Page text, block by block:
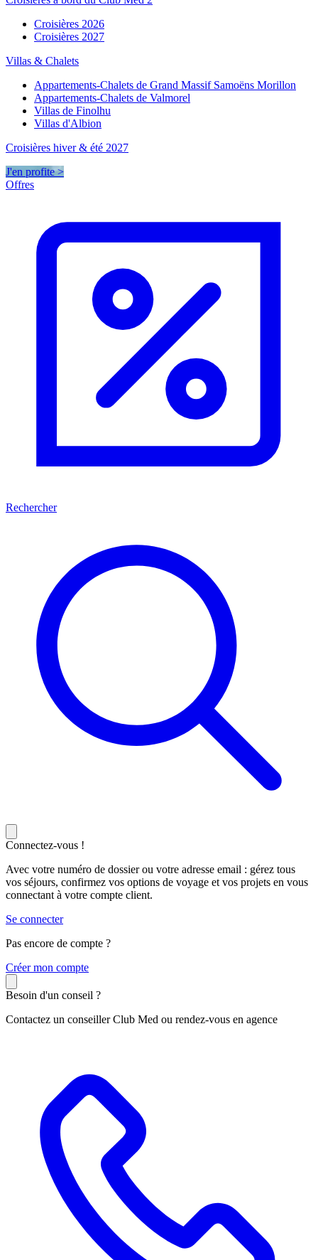
Croisières 2026
Croisières 2027
Villas & Chalets
Appartements-Chalets de Grand Massif Samoëns Morillon
Appartements-Chalets de Valmorel
Villas de Finolhu
Villas d'Albion
Croisières hiver & été 2027
J'en profite >
Offres
Rechercher
Connectez-vous !
Avec votre numéro de dossier ou votre adresse email : gérez tous
vos séjours, confirmez vos options de voyage et vos projets en vous
connectant à votre compte client.
Se connecter
Pas encore de compte ?
Créer mon compte
Besoin d'un conseil ?
Contactez un conseiller Club Med ou rendez-vous en agence